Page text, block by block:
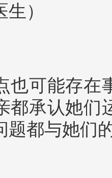
）
也可能存在
都承认她们
题都与她们